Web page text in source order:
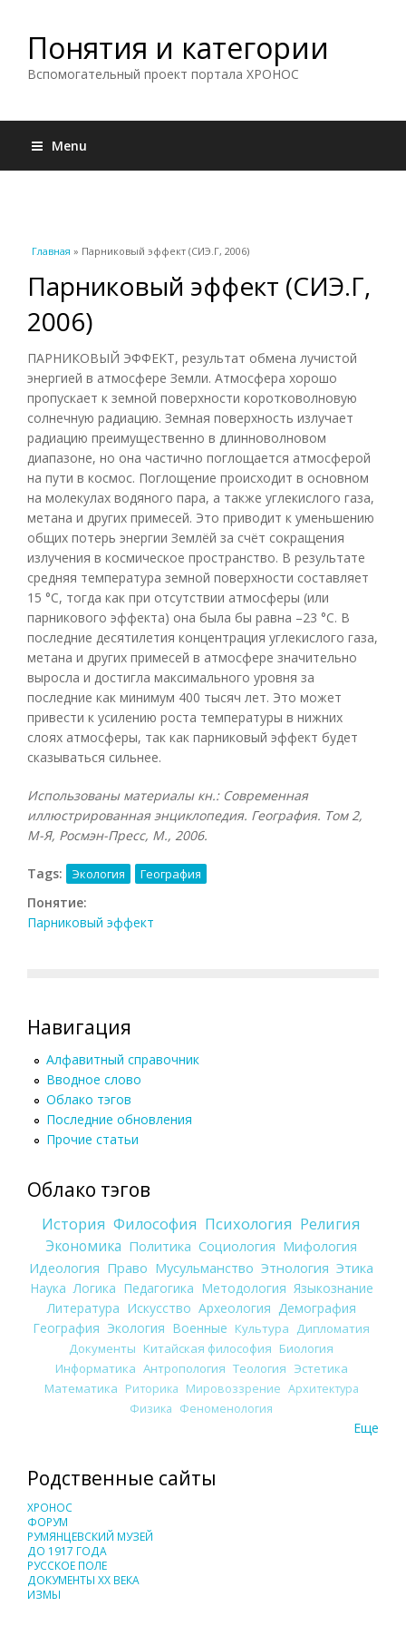
Понятия и категории
Вспомогательный проект портала ХРОНОС
Menu
Вы здесь
Главная » Парниковый эффект (СИЭ.Г, 2006)
Парниковый эффект (СИЭ.Г,
2006)
ПАРНИКОВЫЙ ЭФФЕКТ, результат обмена лучистой
энергией в атмосфере Земли. Атмосфера хорошо
пропускает к земной поверхности коротковолновую
солнечную радиацию. Земная поверхность излучает
радиацию преимущественно в длинноволновом
диапазоне, но она частично поглощается атмосферой
на пути в космос. Поглощение происходит в основном
на молекулах водяного пара, а также углекислого газа,
метана и других примесей. Это приводит к уменьшению
общих потерь энергии Землёй за счёт сокращения
излучения в космическое пространство. В результате
средняя температура земной поверхности составляет
15 °C, тогда как при отсутствии атмосферы (или
парникового эффекта) она была бы равна –23 °C. В
последние десятилетия концентрация углекислого газа,
метана и других примесей в атмосфере значительно
выросла и достигла максимального уровня за
последние как минимум 400 тысяч лет. Это может
привести к усилению роста температуры в нижних
слоях атмосферы, так как парниковый эффект будет
сказываться сильнее.
Использованы материалы кн.: Современная
иллюстрированная энциклопедия. География. Том 2,
М-Я, Росмэн-Пресс, М., 2006.
Tags: Экология География
Понятие:
Парниковый эффект
Навигация
Алфавитный справочник
Вводное слово
Облако тэгов
Последние обновления
Прочие статьи
Облако тэгов
История Философия Психология Религия
Экономика Политика Социология Мифология
Идеология Право Мусульманство Этнология Этика
Наука Логика Педагогика Методология Языкознание
Литература Искусство Археология Демография
География Экология Военные Культура
Дипломатия
Документы Китайская философия Биология
Информатика Антропология Теология Эстетика
Математика Риторика Мировоззрение Архитектура
Физика Феноменология
Еще
Родственные сайты
ХРОНОС
ФОРУМ
РУМЯНЦЕВСКИЙ МУЗЕЙ
ДО 1917 ГОДА
РУССКОЕ ПОЛЕ
ДОКУМЕНТЫ XX ВЕКА
ИЗМЫ